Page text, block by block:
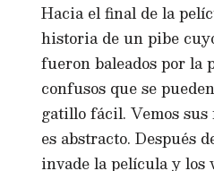
Hacia el final de la
historia de un pibe
fueron baleados por la
confusos que se
gatillo fácil. Vemos
es abstracto. Después
invade la película y los